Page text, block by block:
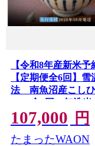
【令和8年産新米予
【定期便全6回】雪
法 南魚沼産こしひ
5kg×全6回 無洗
栽培 雪蔵貯蔵米【2026年
10月中旬より1か月
発送】
107,000 円
たまったWAON